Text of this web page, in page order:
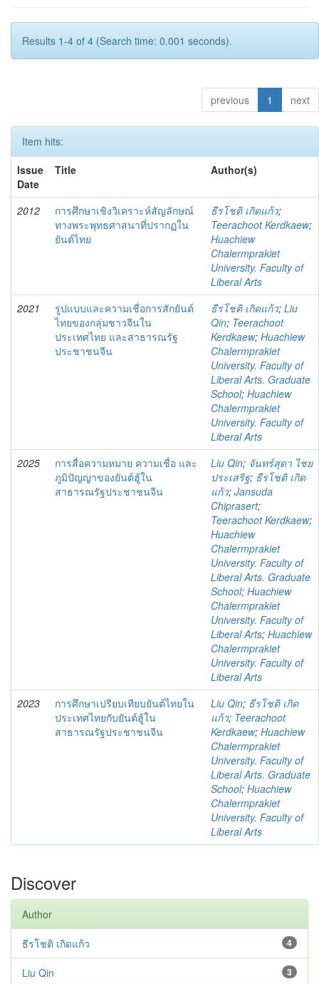
Results 1-4 of 4 (Search time: 0.001 seconds).
previous 1 next
Item hits:
Issue
Date
Title Author(s)
2012
การศึกษาเชิงวิเคราะห์สัญลักษณ์
ทางพระพุทธศาสนาที่ปรากฏใน
ยันต์ไทย
ธีรโชติ เกิดแก้ว;
Teerachoot Kerdkaew;
Huachiew
Chalermprakiet
University. Faculty of
Liberal Arts
2021
รูปแบบและความเชื่อการสักยันต์
ไทยของกลุ่มชาวจีนใน
ประเทศไทย และสาธารณรัฐ
ประชาชนจีน
ธีรโชติ เกิดแก้ว; Liu
Qin; Teerachoot
Kerdkaew; Huachiew
Chalermprakiet
University. Faculty of
Liberal Arts. Graduate
School; Huachiew
Chalermprakiet
University. Faculty of
Liberal Arts
2025
การสื่อความหมาย ความเชื่อ และ
ภูมิปัญญาของยันต์ฮู้ใน
สาธารณรัฐประชาชนจีน
Liu Qin; จันทร์สุดา ไชย
ประเสริฐ; ธีรโชติ เกิด
แก้ว; Jansuda
Chiprasert;
Teerachoot Kerdkaew;
Huachiew
Chalermprakiet
University. Faculty of
Liberal Arts. Graduate
School; Huachiew
Chalermprakiet
University. Faculty of
Liberal Arts; Huachiew
Chalermprakiet
University. Faculty of
Liberal Arts
2023
การศึกษาเปรียบเทียบยันต์ไทยใน
ประเทศไทยกับยันต์ฮู้ใน
สาธารณรัฐประชาชนจีน
Liu Qin; ธีรโชติ เกิด
แก้ว; Teerachoot
Kerdkaew; Huachiew
Chalermprakiet
University. Faculty of
Liberal Arts. Graduate
School; Huachiew
Chalermprakiet
University. Faculty of
Liberal Arts
Discover
Author
4
ธีรโชติ เกิดแก้ว
3
Liu Qin